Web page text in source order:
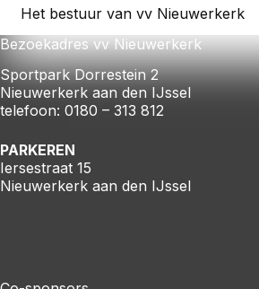
Het bestuur van vv Nieuwerkerk
Bezoekadres vv Nieuwerkerk
Sportpark Dorrestein 2
Nieuwerkerk aan den IJssel
telefoon: 0180 – 313 812
PARKEREN
Iersestraat 15
Nieuwerkerk aan den IJssel